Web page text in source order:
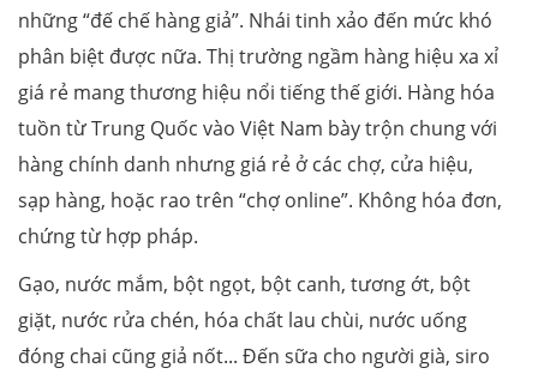
những “đế chế hàng giả”. Nhái tinh xảo đến mức khó
phân biệt được nữa. Thị trường ngầm hàng hiệu xa xỉ
giá rẻ mang thương hiệu nổi tiếng thế giới. Hàng hóa
tuồn từ Trung Quốc vào Việt Nam bày trộn chung với
hàng chính danh nhưng giá rẻ ở các chợ, cửa hiệu,
sạp hàng, hoặc rao trên “chợ online”. Không hóa đơn,
chứng từ hợp pháp.
Gạo, nước mắm, bột ngọt, bột canh, tương ớt, bột
giặt, nước rửa chén, hóa chất lau chùi, nước uống
đóng chai cũng giả nốt... Đến sữa cho người già, siro